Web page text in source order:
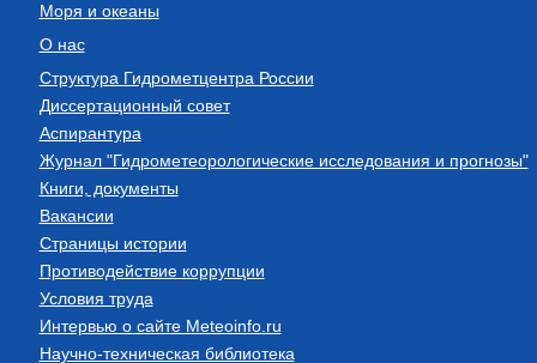
Моря и океаны
О нас
Структура Гидрометцентра России
Диссертационный совет
Аспирантура
Журнал "Гидрометеорологические исследования и прогнозы"
Книги, документы
Вакансии
Страницы истории
Противодействие коррупции
Условия труда
Интервью о сайте Meteoinfo.ru
Научно-техническая библиотека